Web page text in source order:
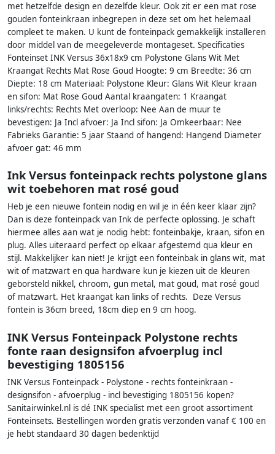
met hetzelfde design en dezelfde kleur. Ook zit er een mat rose
gouden fonteinkraan inbegrepen in deze set om het helemaal
compleet te maken. U kunt de fonteinpack gemakkelijk installeren
door middel van de meegeleverde montageset. Specificaties
Fonteinset INK Versus 36x18x9 cm Polystone Glans Wit Met
Kraangat Rechts Mat Rose Goud Hoogte: 9 cm Breedte: 36 cm
Diepte: 18 cm Materiaal: Polystone Kleur: Glans Wit Kleur kraan
en sifon: Mat Rose Goud Aantal kraangaten: 1 Kraangat
links/rechts: Rechts Met overloop: Nee Aan de muur te
bevestigen: Ja Incl afvoer: Ja Incl sifon: Ja Omkeerbaar: Nee
Fabrieks Garantie: 5 jaar Staand of hangend: Hangend Diameter
afvoer gat: 46 mm
Ink Versus fonteinpack rechts polystone glans
wit toebehoren mat rosé goud
Heb je een nieuwe fontein nodig en wil je in één keer klaar zijn?
Dan is deze fonteinpack van Ink de perfecte oplossing. Je schaft
hiermee alles aan wat je nodig hebt: fonteinbakje, kraan, sifon en
plug. Alles uiteraard perfect op elkaar afgestemd qua kleur en
stijl. Makkelijker kan niet! Je krijgt een fonteinbak in glans wit, mat
wit of matzwart en qua hardware kun je kiezen uit de kleuren
geborsteld nikkel, chroom, gun metal, mat goud, mat rosé goud
of matzwart. Het kraangat kan links of rechts. Deze Versus
fontein is 36cm breed, 18cm diep en 9 cm hoog.
INK Versus Fonteinpack Polystone rechts
fonte raan designsifon afvoerplug incl
bevestiging 1805156
INK Versus Fonteinpack - Polystone - rechts fonteinkraan -
designsifon - afvoerplug - incl bevestiging 1805156 kopen?
Sanitairwinkel.nl is dé INK specialist met een groot assortiment
Fonteinsets. Bestellingen worden gratis verzonden vanaf € 100 en
je hebt standaard 30 dagen bedenktijd